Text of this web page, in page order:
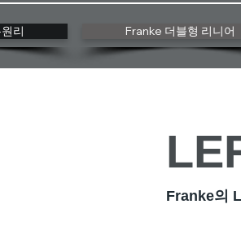
리 Franke 더블형 리니어
Franke의